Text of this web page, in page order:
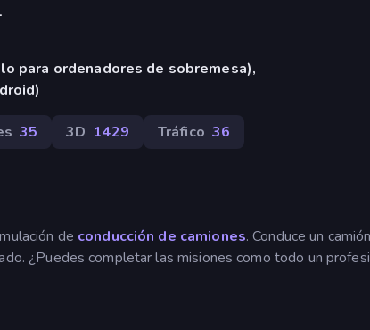
para ordenadores de sobremesa),
35 3D 1429 Tráfico 36
de conducción de camiones. Conduce un
¿Puedes completar las misiones como todo un